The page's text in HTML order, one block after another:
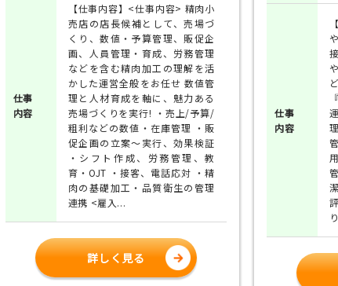
仕事
内容
【仕事内容】<仕事内容> 精肉小
売店の店長候補として、売場づ
くり、数値・予算管理、販促企
画、人員管理・育成、労務管理
などを含む精肉加工の理解を活
かした運営全般をお任せ 数値管
理と人材育成を軸に、魅力ある
売場づくりを実行! ・売上/予算/
粗利などの数値・在庫管理 ・販
促企画の立案～実行、効果検証
・シフト作成、労務管理、教
育・OJT ・接客、電話応対 ・精
肉の基礎加工・品質衛生の管理
連携 <雇入...
詳しく見る
仕事
内容